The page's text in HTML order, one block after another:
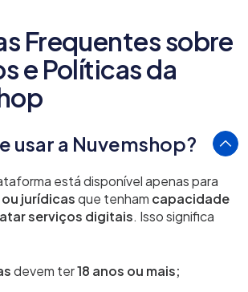
Frequentes sobre
e Políticas da
usar a Nuvemshop?
está disponível apenas para
jurídicasque tenham capacidade
serviços digitais. Isso significa
devem ter18 anos ou mais;